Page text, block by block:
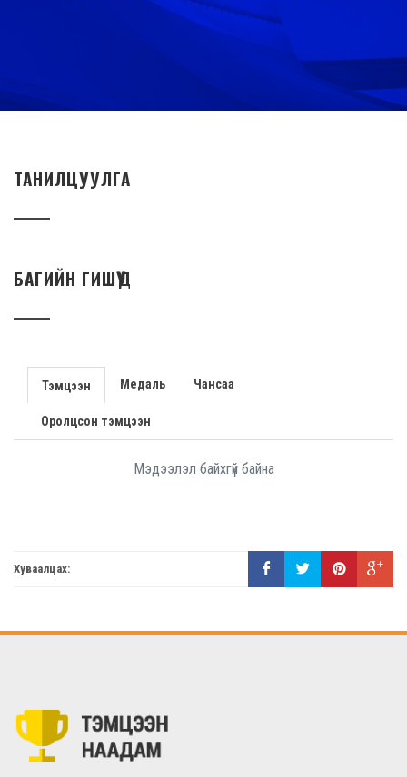
ТАНИЛЦУУЛГА
БАГИЙН ГИШҮҮД
Тэмцээн Медаль Чансаа
Оролцсон тэмцээн
Мэдээлэл байхгүй байна
Хуваалцах: